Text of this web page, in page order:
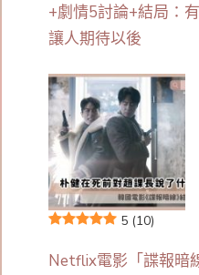
+劇情5討論+結局：
讓人期待以後
5 (10)
Netflix電影「諜報暗